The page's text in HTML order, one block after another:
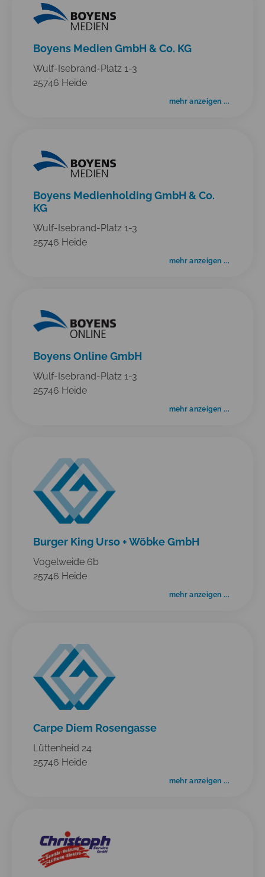
Boyens Medien GmbH & Co. KG
Wulf-Isebrand-Platz 1-3
25746 Heide
mehr anzeigen ...
Boyens Medienholding GmbH & Co.
KG
Wulf-Isebrand-Platz 1-3
25746 Heide
mehr anzeigen ...
Boyens Online GmbH
Wulf-Isebrand-Platz 1-3
25746 Heide
mehr anzeigen ...
Burger King Urso + Wöbke GmbH
Vogelweide 6b
25746 Heide
mehr anzeigen ...
Carpe Diem Rosengasse
Lüttenheid 24
25746 Heide
mehr anzeigen ...